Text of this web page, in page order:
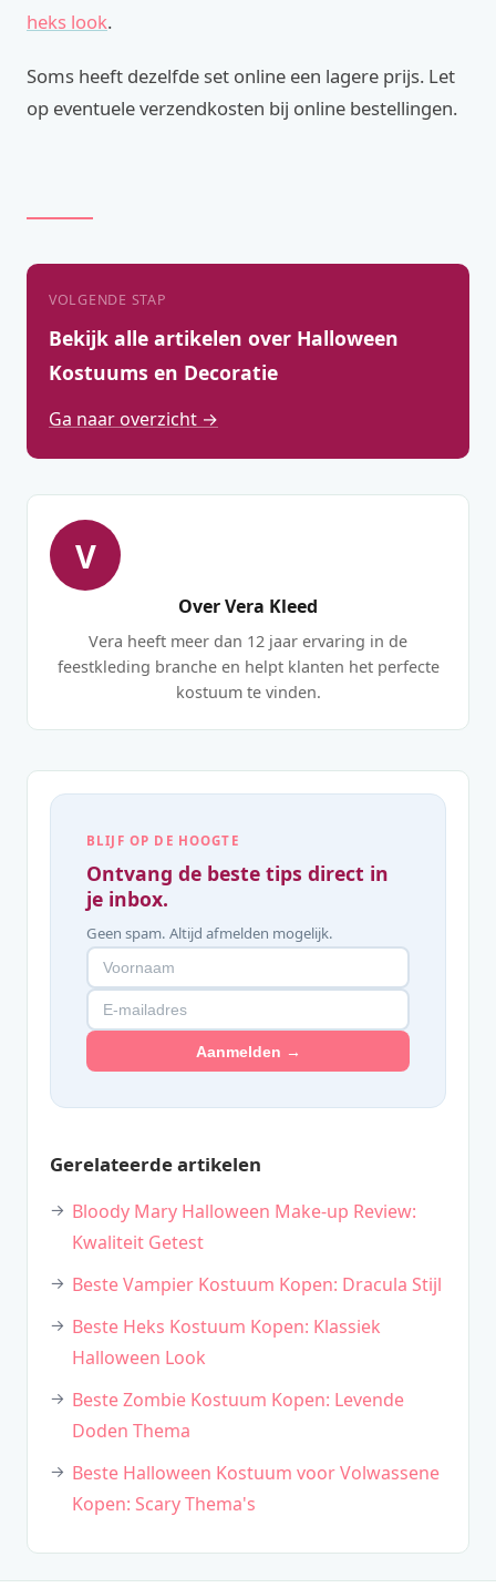
heks look.
Soms heeft dezelfde set online een lagere prijs. Let
op eventuele verzendkosten bij online bestellingen.
VOLGENDE STAP
Bekijk alle artikelen over Halloween
Kostuums en Decoratie
Ga naar overzicht →
V
Over Vera Kleed
Vera heeft meer dan 12 jaar ervaring in de
feestkleding branche en helpt klanten het perfecte
kostuum te vinden.
BLIJF OP DE HOOGTE
Ontvang de beste tips direct in
je inbox.
Geen spam. Altijd afmelden mogelijk.
Aanmelden →
Gerelateerde artikelen
Bloody Mary Halloween Make-up Review:
Kwaliteit Getest
Beste Vampier Kostuum Kopen: Dracula Stijl
Beste Heks Kostuum Kopen: Klassiek
Halloween Look
Beste Zombie Kostuum Kopen: Levende
Doden Thema
Beste Halloween Kostuum voor Volwassene
Kopen: Scary Thema's